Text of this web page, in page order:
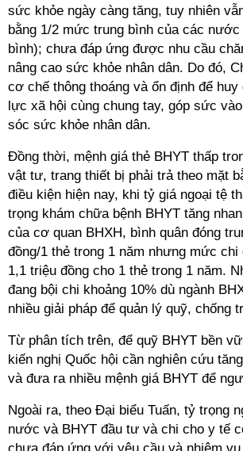
sức khỏe ngày càng tăng, tuy nhiên
bằng 1/2 mức trung bình của các nước
bình); chưa đáp ứng được nhu cầu
nâng cao sức khỏe nhân dân. Do đó,
cơ chế thông thoáng và ổn định để huy
lực xã hội cùng chung tay, góp sức
sóc sức khỏe nhân dân.
Đồng thời, mệnh giá thẻ BHYT thấp
vật tư, trang thiết bị phải trả theo mặt
điều kiện hiện nay, khi tỷ giá ngoại tệ
trọng khám chữa bệnh BHYT tăng
của cơ quan BHXH, bình quân đóng
đồng/1 thẻ trong 1 năm nhưng mức chi
1,1 triệu đồng cho 1 thẻ trong 1 năm.
đang bội chi khoảng 10% dù ngành
nhiều giải pháp để quản lý quỹ, chống
Từ phân tích trên, để quỹ BHYT bền
kiến nghị Quốc hội cần nghiên cứu
và đưa ra nhiều mệnh giá BHYT để
Ngoài ra, theo Đại biểu Tuấn, tỷ trọng
nước và BHYT đầu tư và chi cho y tế